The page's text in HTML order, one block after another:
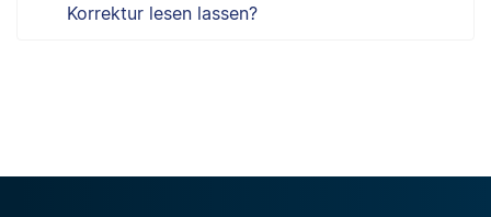
Korrektur lesen lassen?